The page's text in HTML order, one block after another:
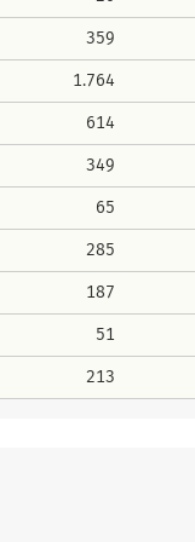
359
1.764
614
349
65
285
187
51
213